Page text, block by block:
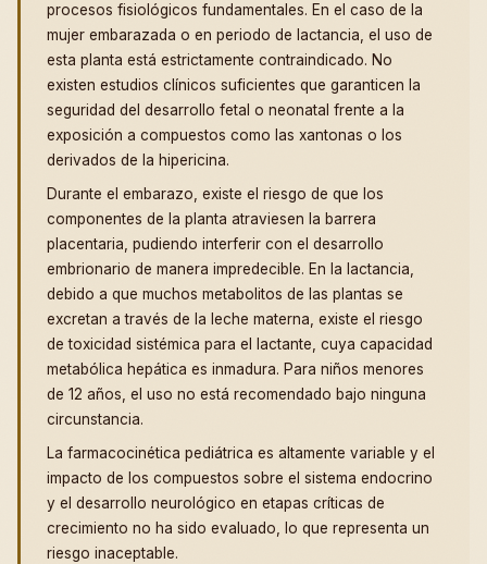
procesos fisiológicos fundamentales. En el caso de la
mujer embarazada o en periodo de lactancia, el uso de
esta planta está estrictamente contraindicado. No
existen estudios clínicos suficientes que garanticen la
seguridad del desarrollo fetal o neonatal frente a la
exposición a compuestos como las xantonas o los
derivados de la hipericina.
Durante el embarazo, existe el riesgo de que los
componentes de la planta atraviesen la barrera
placentaria, pudiendo interferir con el desarrollo
embrionario de manera impredecible. En la lactancia,
debido a que muchos metabolitos de las plantas se
excretan a través de la leche materna, existe el riesgo
de toxicidad sistémica para el lactante, cuya capacidad
metabólica hepática es inmadura. Para niños menores
de 12 años, el uso no está recomendado bajo ninguna
circunstancia.
La farmacocinética pediátrica es altamente variable y el
impacto de los compuestos sobre el sistema endocrino
y el desarrollo neurológico en etapas críticas de
crecimiento no ha sido evaluado, lo que representa un
riesgo inaceptable.